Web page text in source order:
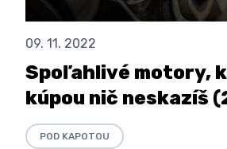
09. 11. 2022
Spoľahlivé motory,
kúpou nič neskazíš
POD KAPOTOU